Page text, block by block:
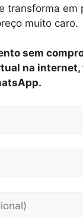
transforma em
muito caro.
sem
na internet,